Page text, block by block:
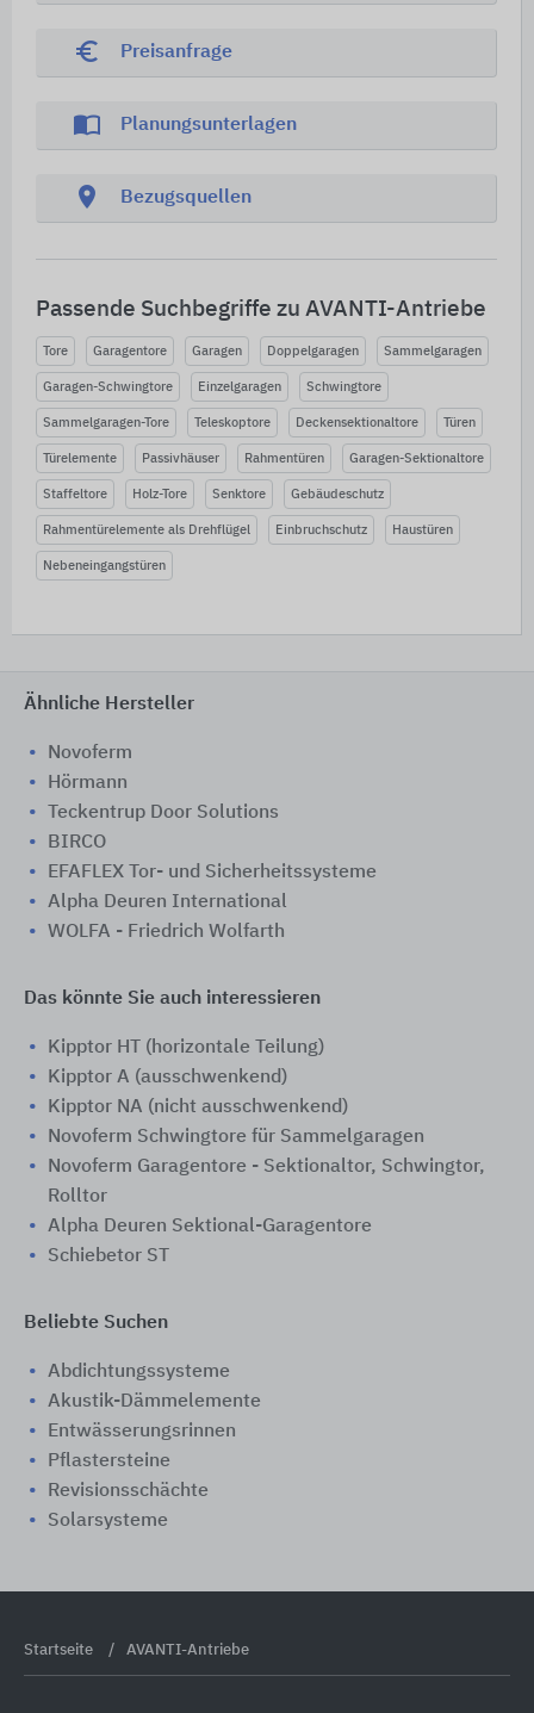
euro_symbol Preisanfrage
import_contacts Planungsunterlagen
location_on Bezugsquellen
Passende Suchbegriffe zu AVANTI-Antriebe
Tore Garagentore Garagen Doppelgaragen Sammelgaragen
Garagen-Schwingtore Einzelgaragen Schwingtore
Sammelgaragen-Tore Teleskoptore Deckensektionaltore Türen
Türelemente Passivhäuser Rahmentüren Garagen-Sektionaltore
Staffeltore Holz-Tore Senktore Gebäudeschutz
Rahmentürelemente als Drehflügel Einbruchschutz Haustüren
Nebeneingangstüren
Ähnliche Hersteller
Novoferm
Hörmann
Teckentrup Door Solutions
BIRCO
EFAFLEX Tor- und Sicherheitssysteme
Alpha Deuren International
WOLFA - Friedrich Wolfarth
Das könnte Sie auch interessieren
Kipptor HT (horizontale Teilung)
Kipptor A (ausschwenkend)
Kipptor NA (nicht ausschwenkend)
Novoferm Schwingtore für Sammelgaragen
Novoferm Garagentore - Sektionaltor, Schwingtor,
Rolltor
Alpha Deuren Sektional-Garagentore
Schiebetor ST
Beliebte Suchen
Abdichtungssysteme
Akustik-Dämmelemente
Entwässerungsrinnen
Pflastersteine
Revisionsschächte
Solarsysteme
Startseite AVANTI-Antriebe